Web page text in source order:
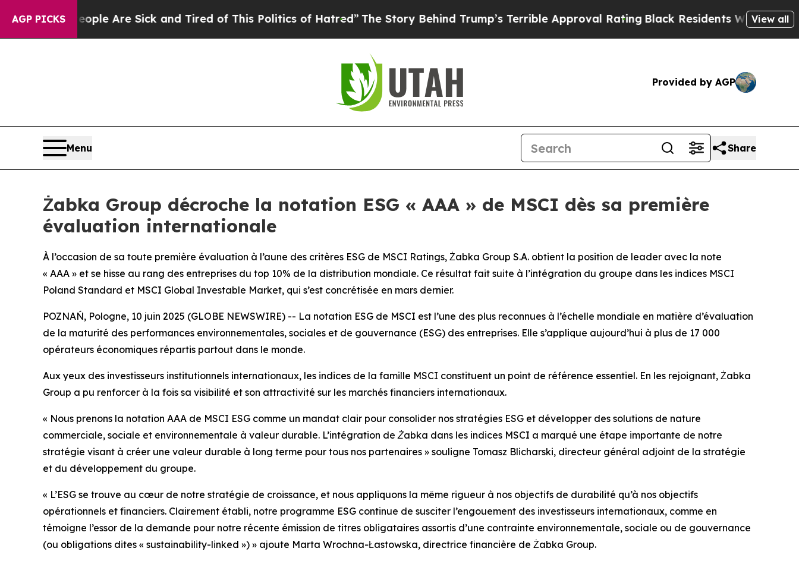
AGP PICKS
“People Are Sick and Tired of This Politics of Hatred”The Story Behind Trump’s Terrible Approval Rating Black Residents Warned ofView all
Provided by AGP
Menu Share
Żabka Group décroche la notation ESG « AAA » de MSCI dès sa première
évaluation internationale
À l’occasion de sa toute première évaluation à l’aune des critères ESG de MSCI Ratings, Żabka Group S.A. obtient la position de leader avec la note
« AAA » et se hisse au rang des entreprises du top 10% de la distribution mondiale. Ce résultat fait suite à l’intégration du groupe dans les indices MSCI
Poland Standard et MSCI Global Investable Market, qui s’est concrétisée en mars dernier.
POZNAŃ, Pologne, 10 juin 2025 (GLOBE NEWSWIRE) -- La notation ESG de MSCI est l’une des plus reconnues à l’échelle mondiale en matière d’évaluation
de la maturité des performances environnementales, sociales et de gouvernance (ESG) des entreprises. Elle s’applique aujourd’hui à plus de 17 000
opérateurs économiques répartis partout dans le monde.
Aux yeux des investisseurs institutionnels internationaux, les indices de la famille MSCI constituent un point de référence essentiel. En les rejoignant, Żabka
Group a pu renforcer à la fois sa visibilité et son attractivité sur les marchés financiers internationaux.
« Nous prenons la notation AAA de MSCI ESG comme un mandat clair pour consolider nos stratégies ESG et développer des solutions de nature
commerciale, sociale et environnementale à valeur durable. L’intégration de Żabka dans les indices MSCI a marqué une étape importante de notre
stratégie visant à créer une valeur durable à long terme pour tous nos partenaires » souligne Tomasz Blicharski, directeur général adjoint de la stratégie
et du développement du groupe.
« L’ESG se trouve au cœur de notre stratégie de croissance, et nous appliquons la même rigueur à nos objectifs de durabilité qu’à nos objectifs
opérationnels et financiers. Clairement établi, notre programme ESG continue de susciter l’engouement des investisseurs internationaux, comme en
témoigne l’essor de la demande pour notre récente émission de titres obligataires assortis d’une contrainte environnementale, sociale ou de gouvernance
(ou obligations dites « sustainability-linked ») » ajoute Marta Wrochna-Łastowska, directrice financière de Żabka Group.